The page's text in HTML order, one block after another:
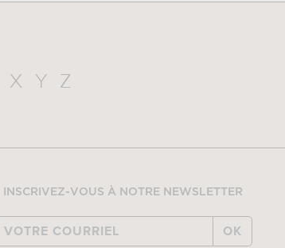
X Y Z
INSCRIVEZ-VOUS À NOTRE NEWSLETTER
OK